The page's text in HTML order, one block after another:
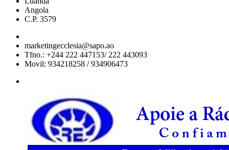
Angola
C.P. 3579
marketingecclesia@sapo.ao
Tfno.: +244 222 447153/ 222 443093
Movil: 934218258 / 934906473